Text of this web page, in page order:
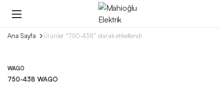
Ana Sayfa Ürünler “750-438” olarak etiketlendi
WAGO
750-438 WAGO